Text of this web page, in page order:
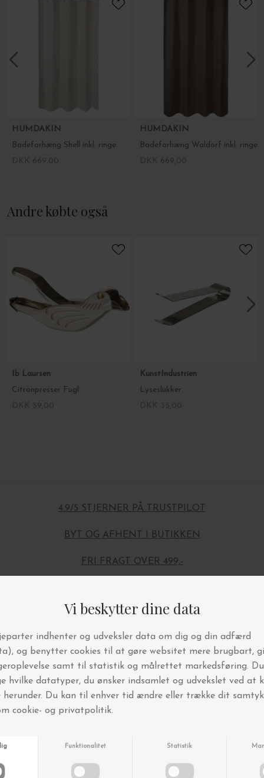
HUMDAKIN
Badeforhæng Shell inkl. ringe
HUMDAKIN
Badeforhæng Waldorf inkl. ringe
Andre købte også
Ib Laursen
Citronpresser Fugl
KunstIndustrien
Lyseslukker
4.9/5 STJERNER PÅ TRUSTPILOT
BYT OG AFHENT I BUTIKKEN
FRI FRAGT OVER 499,-
Andre købte også